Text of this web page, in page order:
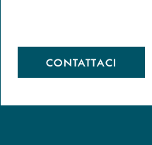
CONTATTACI